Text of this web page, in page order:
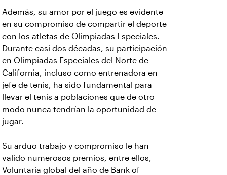
Además, su amor por el juego es evidente
en su compromiso de compartir el deporte
con los atletas de Olimpiadas Especiales.
Durante casi dos décadas, su participación
en Olimpiadas Especiales del Norte de
California, incluso como entrenadora en
jefe de tenis, ha sido fundamental para
llevar el tenis a poblaciones que de otro
modo nunca tendrían la oportunidad de
jugar.
Su arduo trabajo y compromiso le han
valido numerosos premios, entre ellos,
Voluntaria global del año de Bank of